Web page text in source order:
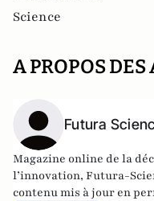
Science
A PROPOS DES
Futura
Magazine online de la
l’innovation, Futura-
contenu mis à jour en